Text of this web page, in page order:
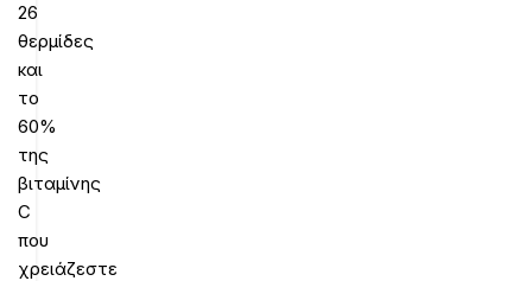
26
θερμίδες
και
το
60%
της
βιταμίνης
C
που
χρειάζεστε